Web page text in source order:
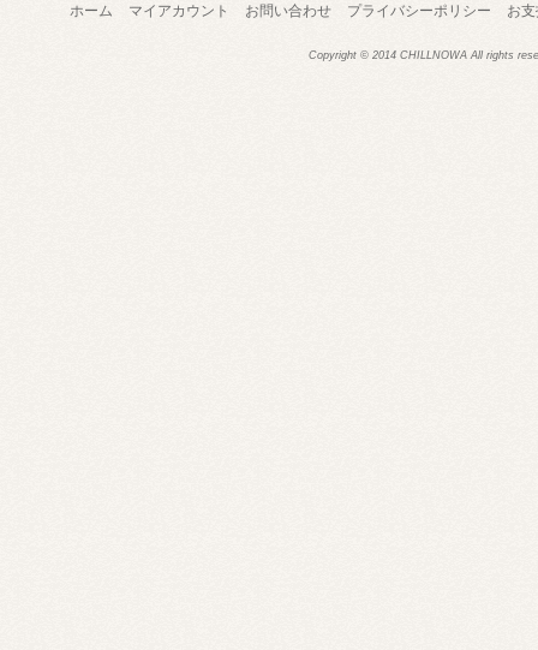
ホーム マイアカウント お問い合わせ プライバシーポリシー お
Copyright © 2014 CHILLNOWA All rights